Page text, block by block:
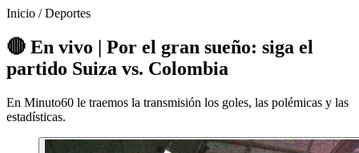
Inicio /Deportes
🔴 En vivo | Por el gran sueño: siga el
partido Suiza vs. Colombia
En Minuto60 le traemos la transmisión los goles, las polémicas y las
estadísticas.